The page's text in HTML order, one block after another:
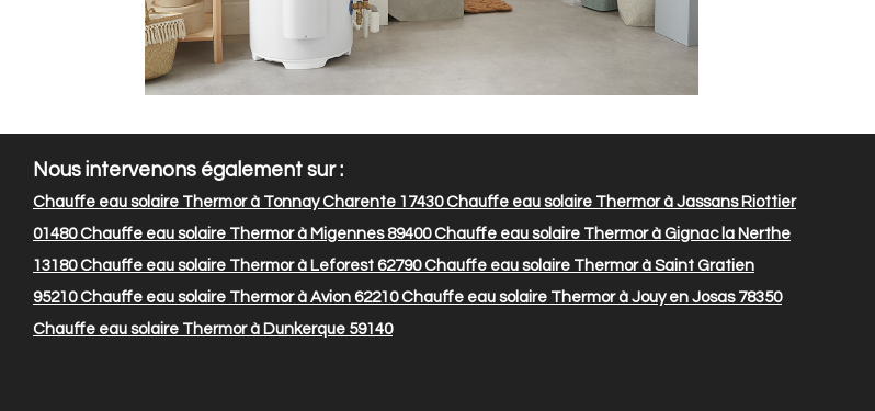
Nous intervenons également sur :
Chauffe eau solaire Thermor à Tonnay Charente 17430Chauffe eau solaire Thermor à Jassans Riottier
01480Chauffe eau solaire Thermor à Migennes 89400Chauffe eau solaire Thermor à Gignac la Nerthe
13180Chauffe eau solaire Thermor à Leforest 62790Chauffe eau solaire Thermor à Saint Gratien
95210Chauffe eau solaire Thermor à Avion 62210Chauffe eau solaire Thermor à Jouy en Josas 78350
Chauffe eau solaire Thermor à Dunkerque 59140